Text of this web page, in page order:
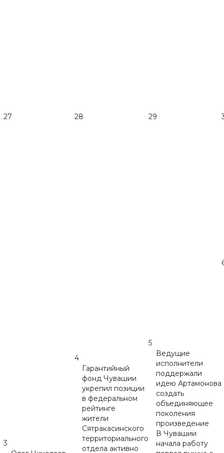
27 28 29
3
4
Гарантийный
фонд Чувашии
укрепил позиции
в федеральном
рейтинге
жители
Сятракасинского
территориального
отдела активно
5
Ведущие
исполнители
поддержали
идею Артамонова
создать
объединяющее
поколения
произведение
В Чувашии
начала работу